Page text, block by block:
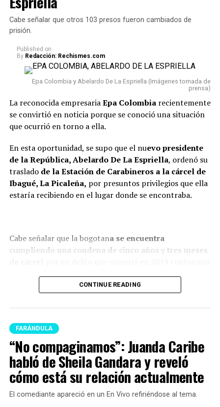
Cabe señalar que otros 103 presos fueron cambiados de
prisión.
Published on
By Redacción: Rechismes.com
Epa Colombia y Abelardo De La Espriella (Imágenes tomada de
prensa)
La reconocida empresariaEpa Colombiarecientemente
se convirtió en noticia porque se conoció una situación
que ocurrió en torno a ella.
En esta oportunidad, se supo que el nuevo presidente
de la República, Abelardo De La Espriella, ordenó su
traslado de la Estación de Carabineros a la cárcel de
Ibagué, La Picaleña, por presuntos privilegios que ella
estaría recibiendo en el lugar donde se encontraba.
Cabe señalar que la bogotana se encuentra
cumpliendo una condena de cinco años y tres meses
logrado que pasara su condena en la Escuela de
Buen Pastor, ahora nuevamente será enviada a un
centro carcelario.
Es preciso señalar que esta decisión hace parte de
nuevosmovimientos que está realizando el Gobierno
respecto a todo el sistema carcelario del país.Esta
medida ha generado diferentes reacciones,
especialmente por tratarse de una figura ampliamente
conocida en Colombia y cuyo caso ha llamado la
CONTINUE READING
FARÁNDULA
“No compaginamos”: Juanda Caribe
habló de Sheila Gandara y reveló
cómo está su relación actualmente
El comediante apareció en un En Vivo refiriéndose al tema.